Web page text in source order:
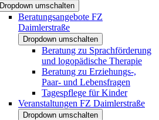
Dropdown umschalten
Beratungsangebote FZ
Daimlerstraße
Dropdown umschalten
Beratung zu Sprachförderung
und logopädische Therapie
Beratung zu Erziehungs-,
Paar- und Lebensfragen
Tagespflege für Kinder
Veranstaltungen FZ Daimlerstraße
Dropdown umschalten